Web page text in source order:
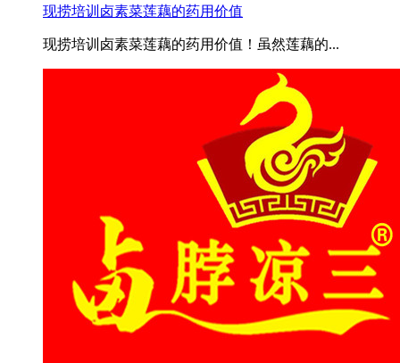
现捞培训卤素菜莲藕的药用价值
现捞培训卤素菜莲藕的药用价值！虽然莲藕的...